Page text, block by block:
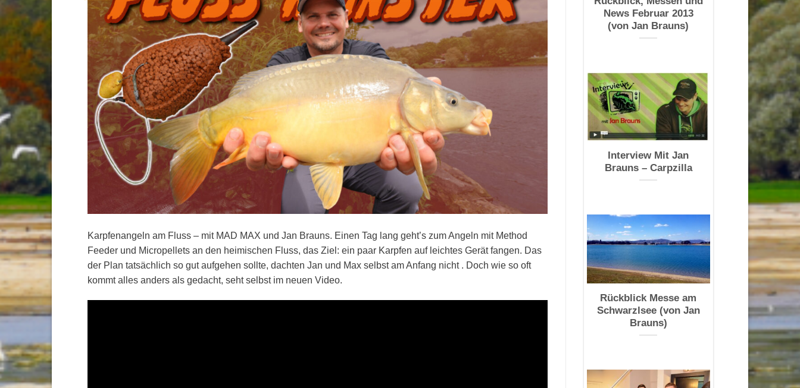
Karpfenangeln am Fluss – mit MAD MAX und Jan Brauns. Einen Tag lang geht’s zum Angeln mit Method
Feeder und Micropellets an den heimischen Fluss, das Ziel: ein paar Karpfen auf leichtes Gerät fangen. Das
der Plan tatsächlich so gut aufgehen sollte, dachten Jan und Max selbst am Anfang nicht . Doch wie so oft
kommt alles anders als gedacht, seht selbst im neuen Video.
News Februar 2013
(von Jan Brauns)
Interview Mit Jan
Brauns – Carpzilla
Rückblick Messe am
Schwarzlsee (von Jan
Brauns)